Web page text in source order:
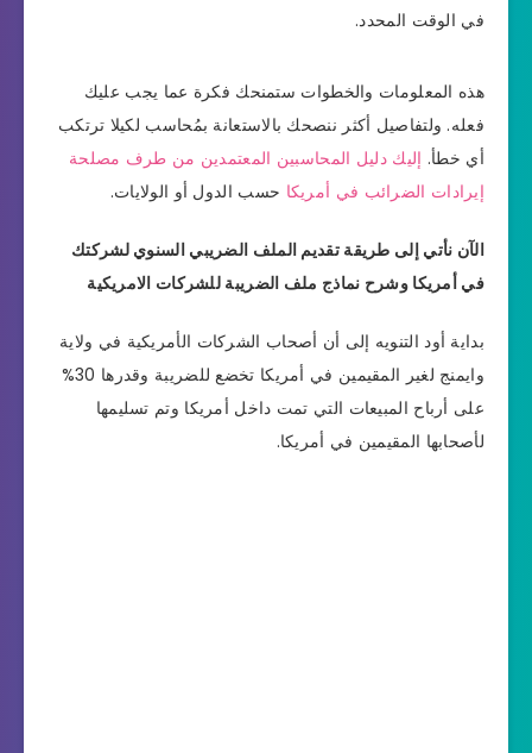
في الوقت المحدد.
هذه المعلومات والخطوات ستمنحك فكرة عما يجب عليك
فعله. ولتفاصيل أكثر ننصحك بالاستعانة بمُحاسب لكيلا ترتكب
أي خطأ. إليك دليل المحاسبين المعتمدين من طرف مصلحة
إيرادات الضرائب في أمريكا حسب الدول أو الولايات.
الآن نأتي إلى طريقة تقديم الملف الضريبي السنوي لشركتك
في أمريكا وشرح نماذج ملف الضريبة للشركات الامريكية
بداية أود التنويه إلى أن أصحاب الشركات الأمريكية في ولاية
وايمنج لغير المقيمين في أمريكا تخضع للضريبة وقدرها 30%
على أرباح المبيعات التي تمت داخل أمريكا وتم تسليمها
لأصحابها المقيمين في أمريكا.